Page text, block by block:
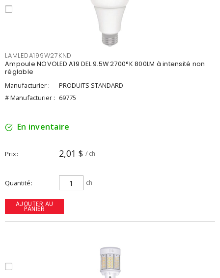
LAMLEDA199W27KND
Ampoule NOVOLED A19 DEL 9.5W 2700°K 800LM à intensité non
réglable
Manufacturier :
PRODUITS STANDARD
# Manufacturier : 69775
En inventaire
Prix 2,01 $ / ch
Quantité ch
AJOUTER AU
PANIER